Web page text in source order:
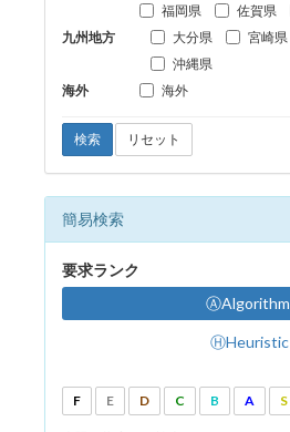
九州地方
福岡県 佐賀県
大分県
宮崎県
沖縄県
海外
海外
検索 リセット
簡易検索
要求ランク
ⒶAlgorithm
ⒽHeuristic
F E D C B A S